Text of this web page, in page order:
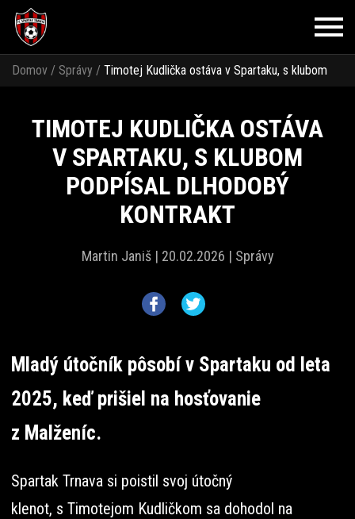
Domov / Správy / Timotej Kudlička ostáva v Spartaku, s klubom
TIMOTEJ KUDLIČKA OSTÁVA
V SPARTAKU, S KLUBOM
PODPÍSAL DLHODOBÝ
KONTRAKT
Martin Janiš | 20.02.2026 | Správy
Mladý útočník pôsobí v Spartaku od leta
2025, keď prišiel na hosťovanie
z Malženíc.
Spartak Trnava si poistil svoj útočný
klenot, s Timotejom Kudličkom sa dohodol na